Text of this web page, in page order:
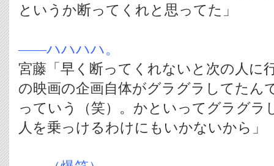
というか断ってくれと思ってた」
――ハハハハ。
宮藤「早く断ってくれないと次の人に
の映画の企画自体がグラグラしてたん
っていう（笑）。かといってグラグラ
人を乗っけるわけにもいかないから」